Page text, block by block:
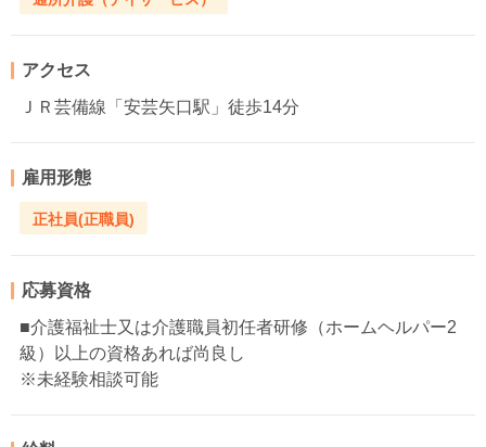
アクセス
ＪＲ芸備線「安芸矢口駅」徒歩14分
雇用形態
正社員(正職員)
応募資格
■介護福祉士又は介護職員初任者研修（ホームヘルパー2
級）以上の資格あれば尚良し
※未経験相談可能